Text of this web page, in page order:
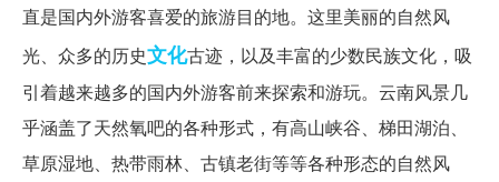
直是国内外游客喜爱的旅游目的地。这里美丽的自然风
光、众多的历史文化古迹，以及丰富的少数民族文化，吸
引着越来越多的国内外游客前来探索和游玩。云南风景几
乎涵盖了天然氧吧的各种形式，有高山峡谷、梯田湖泊、
草原湿地、热带雨林、古镇老街等等各种形态的自然风